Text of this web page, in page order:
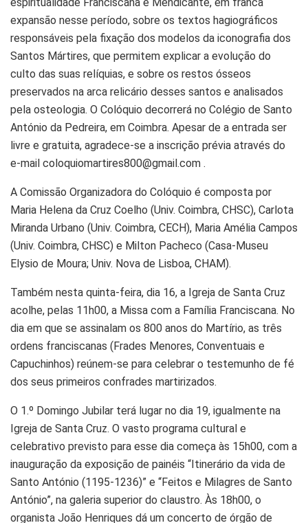
espiritualidade Franciscana e Mendicante, em franca
expansão nesse período, sobre os textos hagiográficos
responsáveis pela fixação dos modelos da iconografia dos
Santos Mártires, que permitem explicar a evolução do
culto das suas relíquias, e sobre os restos ósseos
preservados na arca relicário desses santos e analisados
pela osteologia. O Colóquio decorrerá no Colégio de Santo
António da Pedreira, em Coimbra. Apesar de a entrada ser
livre e gratuita, agradece-se a inscrição prévia através do
e-mail coloquiomartires800@gmail.com .
A Comissão Organizadora do Colóquio é composta por
Maria Helena da Cruz Coelho (Univ. Coimbra, CHSC), Carlota
Miranda Urbano (Univ. Coimbra, CECH), Maria Amélia Campos
(Univ. Coimbra, CHSC) e Milton Pacheco (Casa-Museu
Elysio de Moura; Univ. Nova de Lisboa, CHAM).
Também nesta quinta-feira, dia 16, a Igreja de Santa Cruz
acolhe, pelas 11h00, a Missa com a Família Franciscana. No
dia em que se assinalam os 800 anos do Martírio, as três
ordens franciscanas (Frades Menores, Conventuais e
Capuchinhos) reúnem-se para celebrar o testemunho de fé
dos seus primeiros confrades martirizados.
O 1.º Domingo Jubilar terá lugar no dia 19, igualmente na
Igreja de Santa Cruz. O vasto programa cultural e
celebrativo previsto para esse dia começa às 15h00, com a
inauguração da exposição de painéis “Itinerário da vida de
Santo António (1195-1236)” e “Feitos e Milagres de Santo
António”, na galeria superior do claustro. Às 18h00, o
organista João Henriques dá um concerto de órgão de